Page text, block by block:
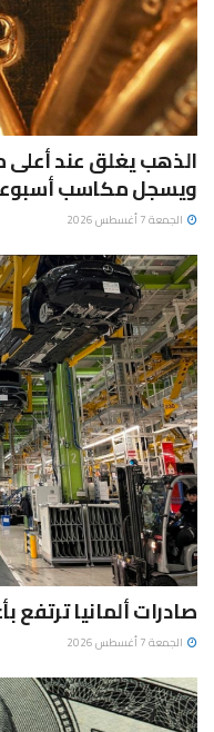
الذهب يغلق عند
ويسجل مكاسب
الجمعة 7 أغسطس 2026
صادرات ألمانيا
الجمعة 7 أغسطس 2026